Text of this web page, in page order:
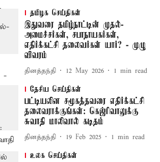
தமிழக செய்திகள்
இதுவரை தமிழ்நாட்டின் முதல்-
அமைச்சர்கள், சபாநாயகர்கள்,
எதிர்க்கட்சி தலைவர்கள் யார்? - முழு
விவரம்
தினத்தந்தி 12 May 2026 1 min read
தேசிய செய்திகள்
பட்டியலின சமூகத்தவரை எதிர்க்கட்சி
தலைவராக்குங்கள்: கெஜ்ரிவாலுக்கு
சுவாதி மாலிவால் கடிதம்
தினத்தந்தி 19 Feb 2025 1 min read
உலக செய்திகள்